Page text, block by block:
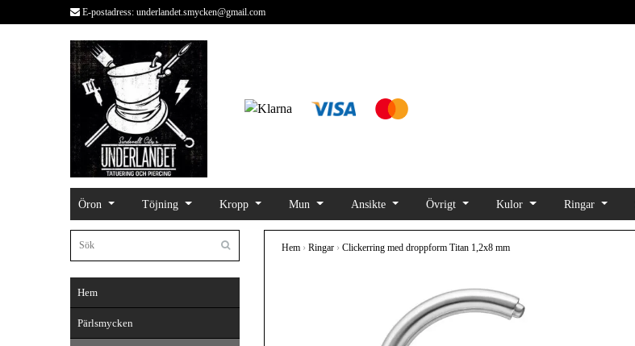
E-postadress: underlandet.smycken@gmail.com
Öron Töjning Kropp Mun Ansikte Övrigt Kulor Ringar
Hem
Pärlsmycken
Hem › Ringar › Clickerring med droppform Titan 1,2x8 mm